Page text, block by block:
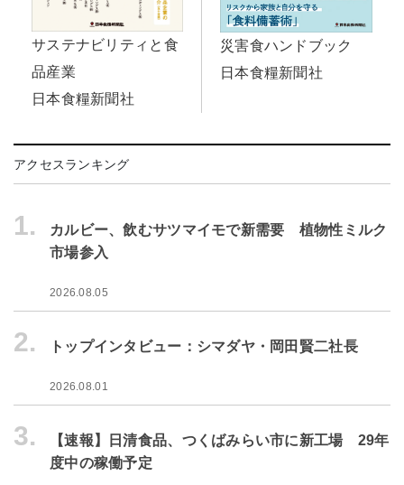
サステナビリティと食
品産業
日本食糧新聞社
災害食ハンドブック
日本食糧新聞社
アクセスランキング
1.
カルビー、飲むサツマイモで新需要 植物性ミルク
市場参入
2026.08.05
2. トップインタビュー：シマダヤ・岡田賢二社長
2026.08.01
3.
【速報】日清食品、つくばみらい市に新工場 29年
度中の稼働予定